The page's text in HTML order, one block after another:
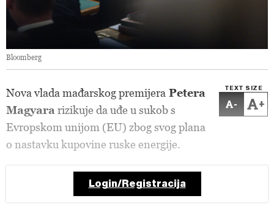
Bloomberg
TEXT SIZE
- +
Nova vlada mađarskog premijera Petera
Magyara rizikuje da uđe u sukob s
Evropskom unijom (EU) zbog svog plana
o nastavku kupovine ruske energije.
Login/Registracija